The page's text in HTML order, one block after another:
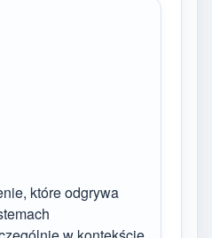
które odgrywa